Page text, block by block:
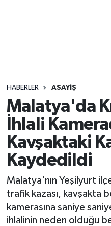
HABERLER ASAYIŞ
Malatya'da
İhlali
Kavşaktaki
Kaydedildi
Malatya'nın Yeşilyurt
trafik kazası, kavşakta
kamerasına saniye saniye
ihlalinin neden olduğu
Yaşam